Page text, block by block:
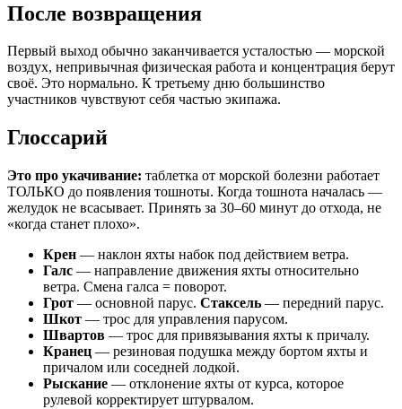
После возвращения
Первый выход обычно заканчивается усталостью — морской
воздух, непривычная физическая работа и концентрация берут
своё. Это нормально. К третьему дню большинство
участников чувствуют себя частью экипажа.
Глоссарий
Это про укачивание: таблетка от морской болезни работает
ТОЛЬКО до появления тошноты. Когда тошнота началась —
желудок не всасывает. Принять за 30–60 минут до отхода, не
«когда станет плохо».
Крен — наклон яхты набок под действием ветра.
Галс — направление движения яхты относительно
ветра. Смена галса = поворот.
Грот — основной парус. Стаксель — передний парус.
Шкот — трос для управления парусом.
Швартов — трос для привязывания яхты к причалу.
Кранец — резиновая подушка между бортом яхты и
причалом или соседней лодкой.
Рыскание — отклонение яхты от курса, которое
рулевой корректирует штурвалом.